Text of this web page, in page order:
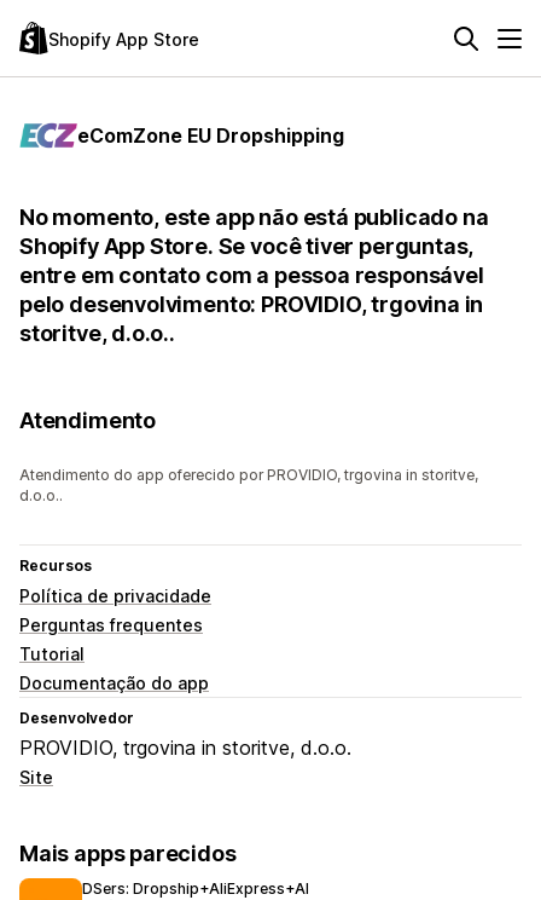
Shopify App Store
eComZone EU Dropshipping
No momento, este app não está publicado na
Shopify App Store. Se você tiver perguntas,
entre em contato com a pessoa responsável
pelo desenvolvimento: PROVIDIO, trgovina in
storitve, d.o.o..
Atendimento
Atendimento do app oferecido por PROVIDIO, trgovina in storitve,
d.o.o..
Recursos
Política de privacidade
Perguntas frequentes
Tutorial
Documentação do app
Desenvolvedor
PROVIDIO, trgovina in storitve, d.o.o.
Site
Mais apps parecidos
DSers: Dropship+AliExpress+AI